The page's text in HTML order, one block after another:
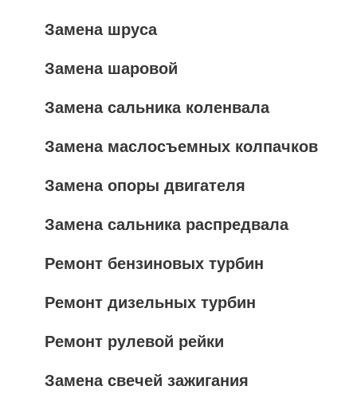
Замена шруса
Замена шаровой
Замена сальника коленвала
Замена маслосъемных колпачков
Замена опоры двигателя
Замена сальника распредвала
Ремонт бензиновых турбин
Ремонт дизельных турбин
Ремонт рулевой рейки
Замена свечей зажигания